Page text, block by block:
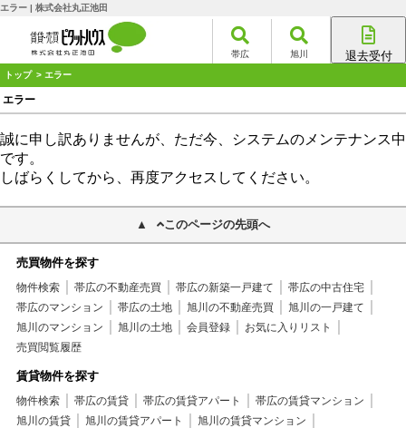
エラー | 株式会社丸正池田
帯広 旭川 退去受付
トップ > エラー
エラー
誠に申し訳ありませんが、ただ今、システムのメンテナンス中
です。
しばらくしてから、再度アクセスしてください。
このページの先頭へ
売買物件を探す
物件検索 帯広の不動産売買 帯広の新築一戸建て
帯広の中古住宅
帯広のマンション
帯広の土地 旭川の不動産売買
旭川の一戸建て
旭川のマンション
旭川の土地 会員登録
お気に入りリスト
売買閲覧履歴
賃貸物件を探す
物件検索 帯広の賃貸 帯広の賃貸アパート
帯広の賃貸マンション
旭川の賃貸
旭川の賃貸アパート
旭川の賃貸マンション